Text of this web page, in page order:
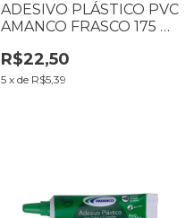
ADESIVO PLÁSTICO PVC
AMANCO FRASCO 175 G
R$22,50
5 x de R$5,39